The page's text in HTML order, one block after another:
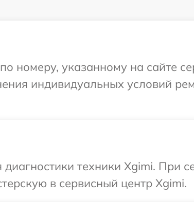
номеру, указанному на сайте
индивидуальных условий
техники Xgimi. При
в сервисный центр Xgimi.